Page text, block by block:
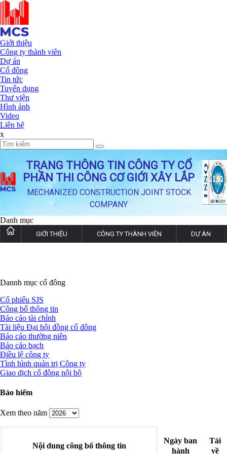
Giới thiệu
Công ty thành viên
Dự án
Cổ đông
Tin tức
Tuyển dụng
Thư viện
Hình ảnh
Video
Liên hệ
x
TRANG THÔNG TIN CÔNG TY CỔ
PHẦN THI CÔNG CƠ GIỚI XÂY LẮP
MECHANIZED CONSTRUCTION JOINT STOCK
COMPANY
Danh mục
GIỚI THIỆU CÔNG TY THÀNH VIÊN DỰ ÁN
Dannh mục cổ đông
Cổ phiếu SJS
Công bố thông tin
Báo cáo tài chính
Tài liệu Đại hội đồng cổ đông
Báo cáo thường niên
Báo cáo bạch
Điều lệ công ty
Tình hình quản trị Công ty
Giao dịch cổ đông nội bộ
Bảo hiểm
Xem theo năm
Nội dung công bố thông tin
Ngày ban
hành
Tải
về